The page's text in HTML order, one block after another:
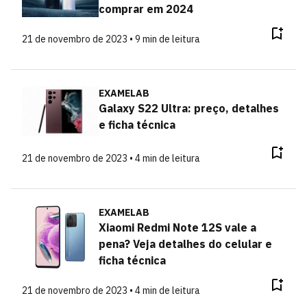
comprar em 2024
21 de novembro de 2023 • 9 min de leitura
EXAMELAB
Galaxy S22 Ultra: preço, detalhes
e ficha técnica
21 de novembro de 2023 • 4 min de leitura
EXAMELAB
Xiaomi Redmi Note 12S vale a
pena? Veja detalhes do celular e
ficha técnica
21 de novembro de 2023 • 4 min de leitura